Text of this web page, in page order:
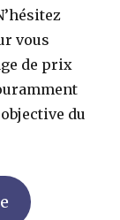
vous
de prix
du